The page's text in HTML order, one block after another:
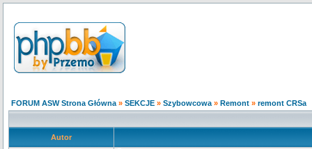
FORUM ASW Strona Główna » SEKCJE » Szybowcowa » Remont » remont CRSa
Autor